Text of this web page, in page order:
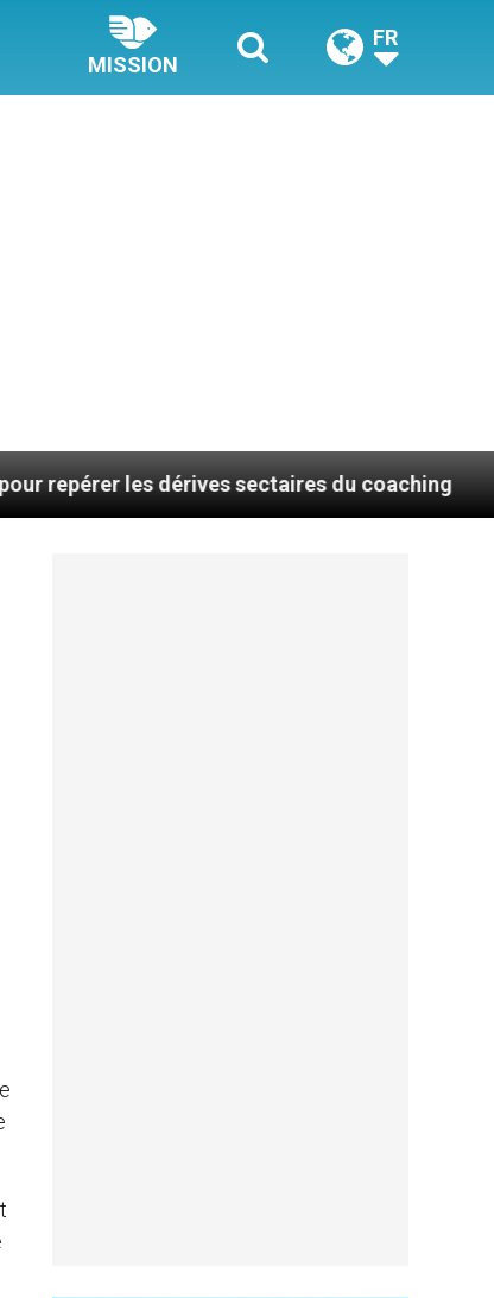
MISSION
FR
les dérives sectaires du coaching La